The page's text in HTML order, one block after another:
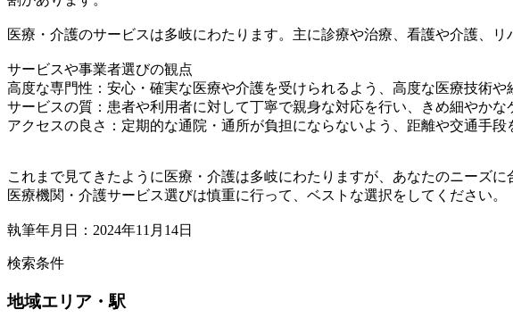
医療・介護のサービスは多岐にわたります。主に診療や治療、看護や介護、
サービスや事業者選びの観点
高度な専門性：安心・確実な医療や介護を受けられるよう、高度な医療技術
サービスの質：患者や利用者に対して丁寧で親身な対応を行い、きめ細やか
アクセスの良さ：定期的な通院・通所が負担にならないよう、距離や交通手
これまで見てきたように医療・介護は多岐にわたりますが、あなたのニーズに
医療機関・介護サービス選びは慎重に行って、ベストな選択をしてください。
執筆年月日：2024年11月14日
検索条件
地域エリア・駅